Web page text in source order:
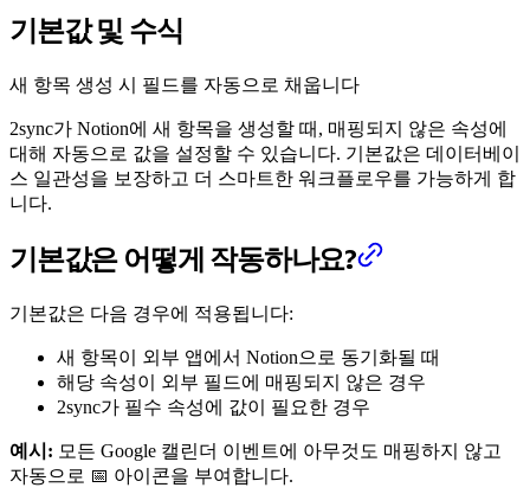
기본값 및 수식
새 항목 생성 시 필드를 자동으로 채웁니다
2sync가 Notion에 새 항목을 생성할 때, 매핑되지 않은 속성에
대해 자동으로 값을 설정할 수 있습니다. 기본값은 데이터베이
스 일관성을 보장하고 더 스마트한 워크플로우를 가능하게 합
니다.
기본값은 어떻게 작동하나요?
기본값은 다음 경우에 적용됩니다:
새 항목이 외부 앱에서 Notion으로 동기화될 때
해당 속성이 외부 필드에 매핑되지 않은 경우
2sync가 필수 속성에 값이 필요한 경우
예시: 모든 Google 캘린더 이벤트에 아무것도 매핑하지 않고
자동으로 📅 아이콘을 부여합니다.